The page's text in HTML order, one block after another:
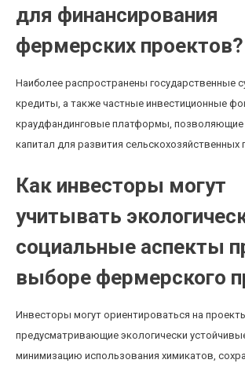
для финансирования
фермерских проектов?
Наиболее распространены государственные
кредиты, а также частные инвестиционные
краудфандинговые платформы, позволяющие
капитал для развития сельскохозяйственных
Как инвесторы могут
учитывать
социальные аспекты
выборе фермерского
Инвесторы могут ориентироваться на
предусматривающие экологически
минимизацию использования химикатов,